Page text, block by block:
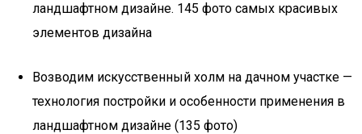
ландшафтном дизайне. 145 фото самых красивых
элементов дизайна
Возводим искусственный холм на дачном участке —
технология постройки и особенности применения в
ландшафтном дизайне (135 фото)